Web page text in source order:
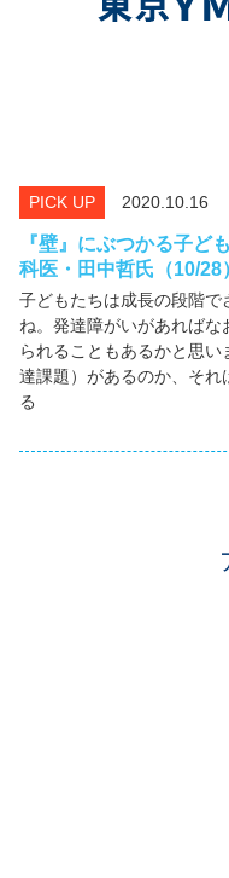
PICK UP 2020.10.16
『壁』にぶつかる子
科医・田中哲氏（10/28
子どもたちは成長の段階で
ね。発達障がいがあればな
られることもあるかと思
達課題）があるのか、そ
る